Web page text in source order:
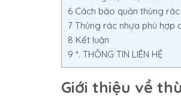
6 Cách bảo quản thùng
7 Thùng rác nhựa phù hợp
8 Kết luận
9 *. THÔNG TIN LIÊN HỆ
Giới thiệu về